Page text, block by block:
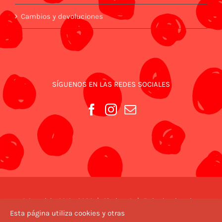
Cambios y devoluciones
SÍGUENOS EN LAS REDES SOCIALES
© Copyright 2018 -
2026 | Piezitos ® | Todos los derechos
reservados | Diseño web
Esta página utiliza cookies y otras